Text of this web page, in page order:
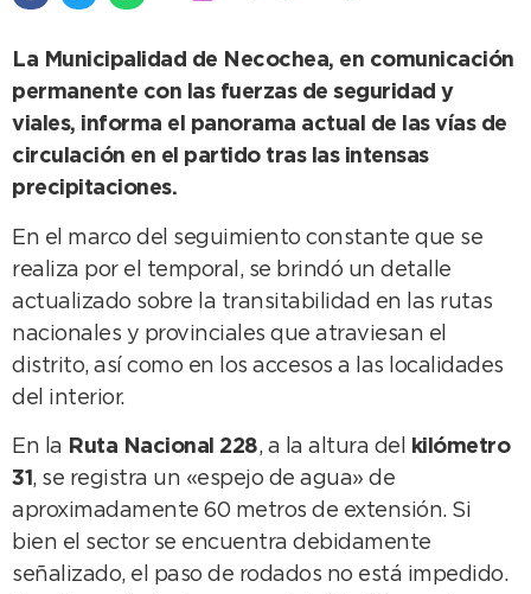
La Municipalidad de Necochea, en comunicación
permanente con las fuerzas de seguridad y
viales, informa el panorama actual de las vías de
circulación en el partido tras las intensas
precipitaciones.
En el marco del seguimiento constante que se
realiza por el temporal, se brindó un detalle
actualizado sobre la transitabilidad en las rutas
nacionales y provinciales que atraviesan el
distrito, así como en los accesos a las localidades
del interior.
En la Ruta Nacional 228, a la altura del
kilómetro
31 , se registra un «espejo de agua» de
aproximadamente 60 metros de extensión. Si
bien el sector se encuentra debidamente
señalizado, el paso de rodados no está impedido.